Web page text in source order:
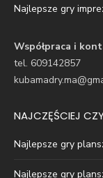
Najlepsze gry
Współpraca i
tel. 609142857
NAJCZĘŚCIEJ
Najlepsze gry
Najlepsze gry